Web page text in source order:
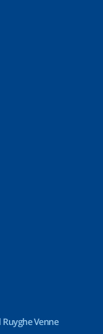
Venne